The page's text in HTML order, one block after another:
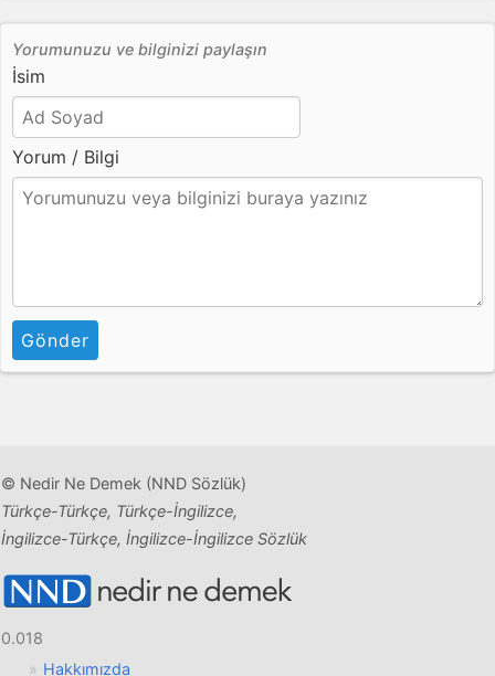
Yorumunuzu ve bilginizi paylaşın
İsim
Yorum / Bilgi
Gönder
© Nedir Ne Demek (NND Sözlük)
Türkçe-Türkçe, Türkçe-İngilizce,
İngilizce-Türkçe, İngilizce-İngilizce Sözlük
0.018
Hakkımızda